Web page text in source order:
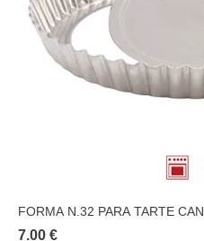
FORMA N.32 PARA TARTE
7.00 €